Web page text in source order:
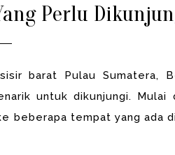
Perlu
barat Pulau Sumatera,
untuk dikunjungi. Mulai
beberapa tempat yang ada